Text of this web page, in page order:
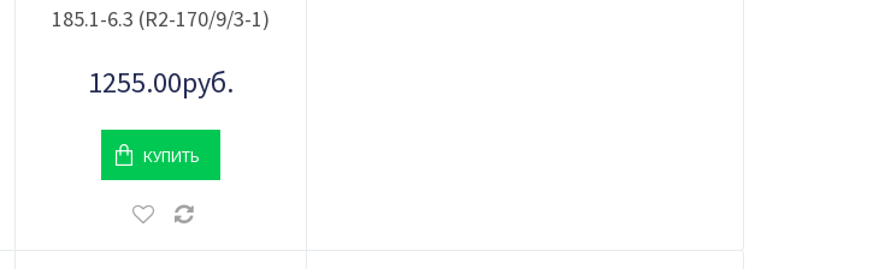
185.1-6.3 (R2-170/9/3-1)
1255.00руб.
КУПИТЬ